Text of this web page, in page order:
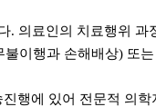
의료인의 치료행위
이행과 손해배상) 또
행에 있어 전문적 의